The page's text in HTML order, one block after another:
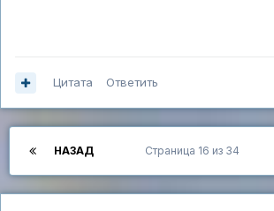
Цитата Ответить
НАЗАД Страница 16 из 34